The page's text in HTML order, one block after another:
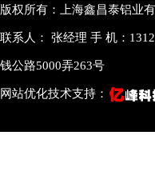
版权所有：上海鑫昌泰铝业
联系人： 张经理 手 机：
钱公路5000弄263号
网站优化技术支持：